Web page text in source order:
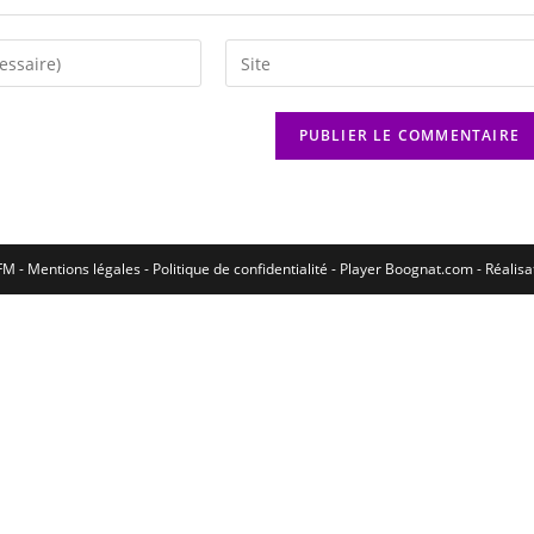
- Mentions légales - Politique de confidentialité - Player Boognat.com-